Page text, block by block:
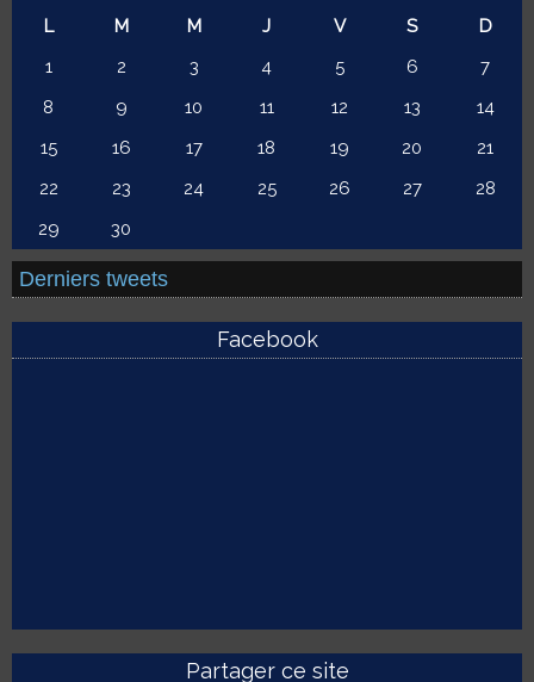
L
M M J V S
D
1
2 3 4 5 6
7
8
9 10 11 12 13
14
15
16 17 18 19 20
21
22
23 24 25 26 27
28
29
30
Derniers tweets
Facebook
Partager ce site